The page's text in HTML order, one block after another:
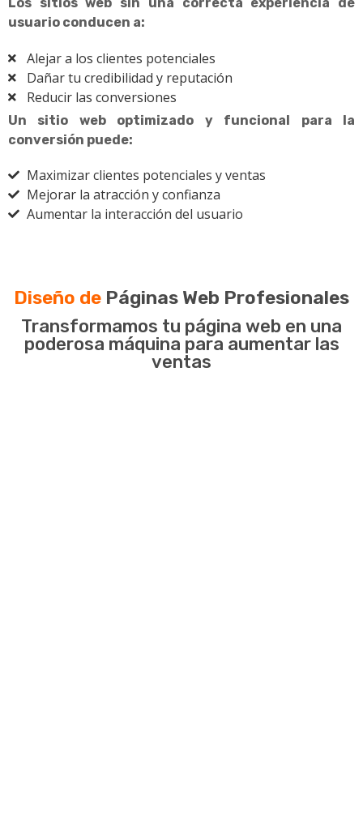
usuario conducen a:
Alejar a los clientes potenciales
Dañar tu credibilidad y reputación
Reducir las conversiones
Un sitio web optimizado y funcional para la
conversión puede:
Maximizar clientes potenciales y ventas
Mejorar la atracción y confianza
Aumentar la interacción del usuario
Diseño de Páginas Web Profesionales
Transformamos tu página web en una
poderosa máquina para aumentar las
ventas